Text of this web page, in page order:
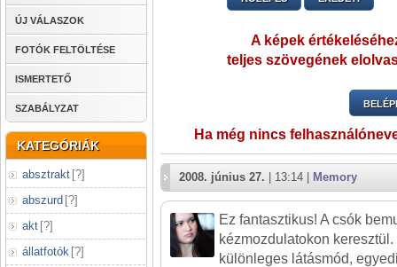
ÚJ VÁLASZOK
FOTÓK FELTÖLTÉSE
ISMERTETŐ
SZABÁLYZAT
KATEGÓRIÁK
absztrakt [?]
abszurd [?]
akt [?]
állatfotók [?]
A képek
teljes szövegének
Ha még nincs
2008. június 27. | 13:14 | Memory
Ez fantasztikus! A csók
kézmozdulatokon
különleges látásmód,